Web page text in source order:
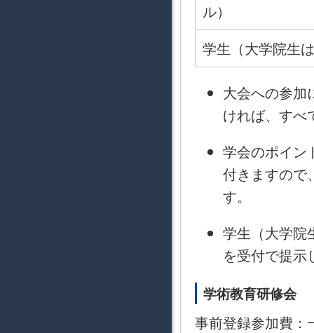
ル）
学生（大学院生
大会への参加
ければ、すべ
学会のポイン
付きますので
す。
学生（大学院
を受付で提示
学術教育研修会
事前登録参加費